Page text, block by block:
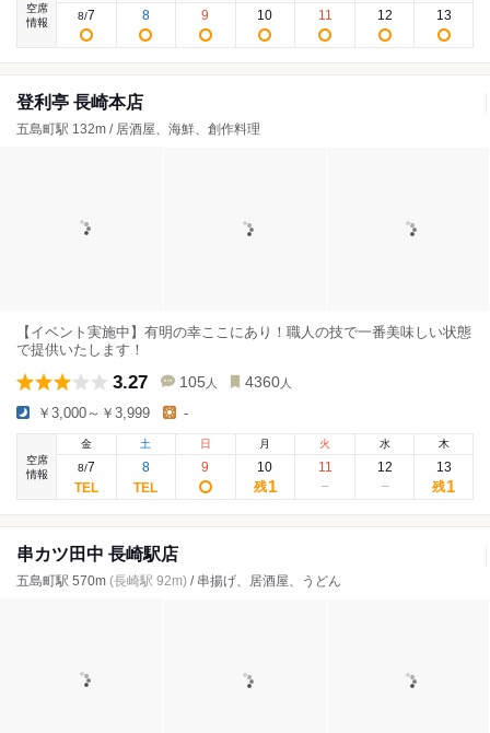
空席
情報
8/7 8 9 10 11 12 13
登利亭 長崎本店
五島町駅 132m / 居酒屋、海鮮、創作料理
【イベント実施中】有明の幸ここにあり！職人の技で一番美味しい状態
で提供いたします！
3.27 105 人 4360 人
￥3,000～￥3,999 -
空席
情報
金
8/7
土
8
日
9
月
10
残1
火
11
水
12
木
13
残1
串カツ田中 長崎駅店
五島町駅 570m (長崎駅 92m) / 串揚げ、居酒屋、うどん